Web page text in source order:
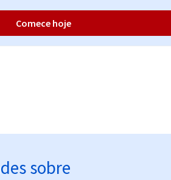
Comece hoje
sobre